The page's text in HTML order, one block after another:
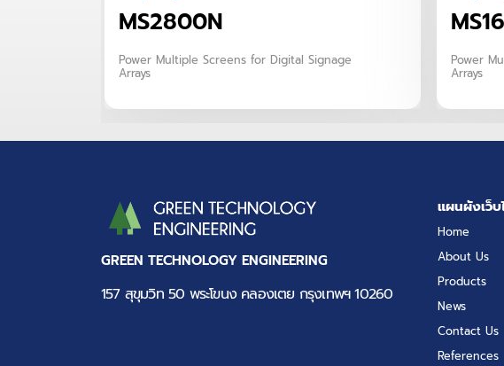
MS2800N
Power Multiple Screens for Digital Signage
Arrays
Power
Arrays
GREEN TECHNOLOGY ENGINEERING
157 สุขุมวิท 50 พระโขนง คลองเตย กรุงเทพฯ 10260
แผนผังเว็
Home
About Us
Products
News
Contact Us
References